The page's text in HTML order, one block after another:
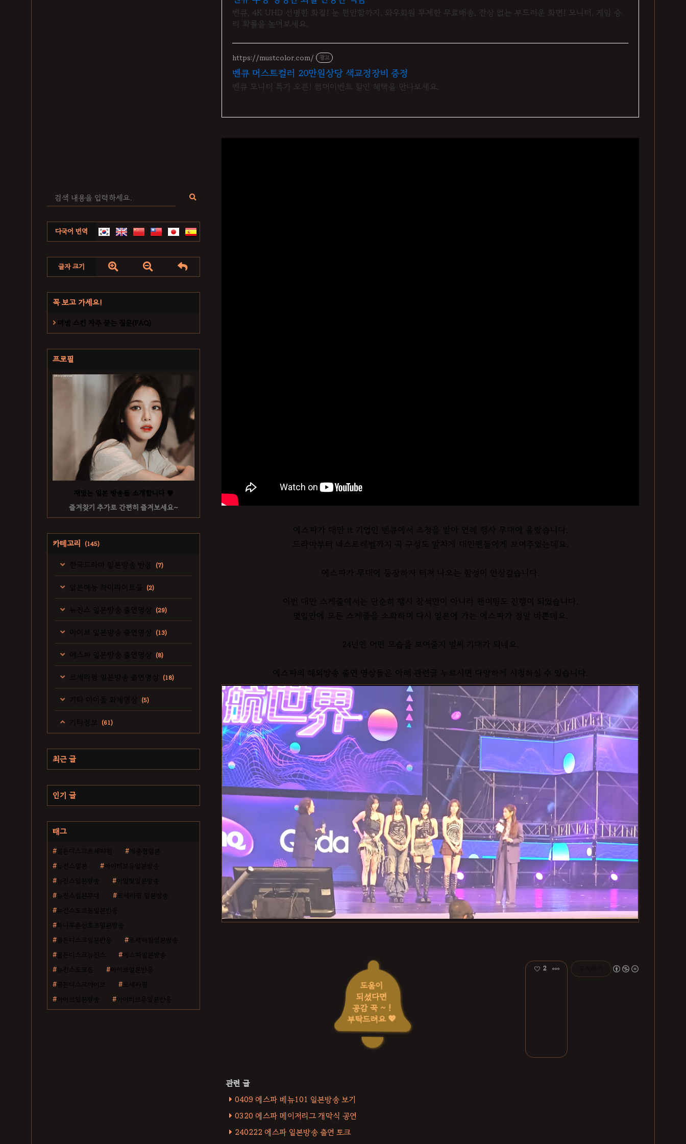
다국어 번역
글자 크기   
꼭 보고 가세요!
미넴 스킨 자주 묻는 질문(FAQ)
프로필
재밌는 일본 방송들 소개합니다 ♥
즐겨찾기 추가로 간편히 즐겨보세요~
카테고리 (145)
한국드라마 일본방송 반응 (7)
일본예능 하이라이트들 (2)
뉴진스 일본방송 출연영상 (29)
아이브 일본방송 출연영상 (13)
에스파 일본방송 출연영상 (8)
르세라핌 일본방송 출연영상 (18)
기타 아이돌 화제영상 (5)
기타정보 (61)
최근 글
인기 글
태그
골든디스크르세라핌
채종협일본
뉴진스일본
아이러브유일본방송
뉴진스일본방송
아일릿일본방송
뉴진스일본무대
르세라핌 일본방송
뉴진스도쿄돔일본반응
하니푸른산호초일본방송
골든디스크일본반응
르세라핌일본방송
골든디스크뉴진스
에스파일본방송
뉴진스도쿄돔
아이브일본반응
골든디스크아이브
르세라핌
아이브일본방송
아이러브유일본반응
벤큐, 4K UHD 선명한 화질! 눈 편안함까지. 와우회원 무제한 무료배송. 잔상 없는 부드러운 화면! 모니터, 게임 승
리 확률을 높여보세요.
https://mustcolor.com/ 광고
벤큐 머스트컬러 20만원상당 색교정장비 증정
벤큐 모니터 특가 오픈! 썸머이벤트 할인 혜택을 만나보세요.
에스파가 대만 it 기업인 벤큐에서 초청을 받아 연례 행사 무대에 올랐습니다.
드라마부터 넥스트레벨까지 곡 구성도 알차게 대만팬들에게 보여주었는데요.
에스파가 무대에 등장하자 터져 나오는 함성이 인상깊습니다.
이번 대만 스케줄에서는 단순히 행사 참석만이 아니라 팬미팅도 진행이 되었습니다.
몇일만에 모든 스케줄을 소화하며 다시 일본에 가는 에스파가 정말 바쁜데요.
24년엔 어떤 모습을 보여줄지 벌써 기대가 되네요.
에스파의 해외방송 출연 영상들은 아래 관련글 누르시면 다양하게 시청하실 수 있습니다.
도움이
되셨다면
공감 꾹 ~ !
부탁드려요 💖
2
0409 에스파 베뉴101 일본방송 보기
0320 에스파 메이저리그 개막식 공연
240222 에스파 일본방송 출연 토크